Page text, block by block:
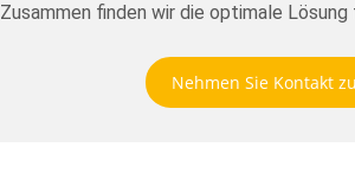
Zusammen finden wir die optimale
Nehmen Sie Kontakt